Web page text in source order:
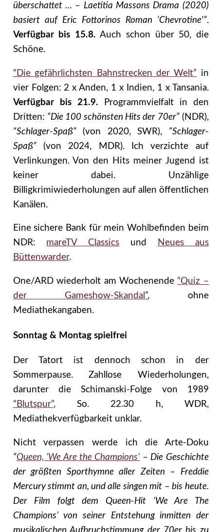
überschattet … – Laetitia Massons Drama (2020)
basiert auf Eric Fottorinos Roman ‘Chevrotine'”.
Verfügbar bis 15.8. Auch schon über 50, die
Schöne.
“Die gefährlichsten Bahnstrecken der Welt” in
vier Folgen: 2 x Anden, 1 x Indien, 1 x Tansania.
Verfügbar bis 21.9. Programmvielfalt in den
Dritten: “Die 100 schönsten Hits der 70er”(NDR),
“Schlager-Spaß”(von 2020, SWR), “Schlager-
Spaß”(von 2024, MDR). Ich verzichte auf
Verlinkungen. Von den Hits meiner Jugend ist
keiner dabei. Unzählige
Billigkrimiwiederholungen auf allen öffentlichen
Kanälen.
Eine sichere Bank für mein Wohlbefinden beim
NDR: mareTV Classics und
Neues aus
Büttenwarder.
One/ARD wiederholt am Wochenende “Quiz –
der Gameshow-Skandal”, ohne
Mediathekangaben.
Sonntag & Montag spielfrei
Der Tatort ist dennoch schon in der
Sommerpause. Zahllose Wiederholungen,
darunter die Schimanski-Folge von 1989
“Blutspur”, So. 22.30 h, WDR,
Mediathekverfügbarkeit unklar.
Nicht verpassen werde ich die Arte-Doku
“Queen, ‘We Are the Champions’ – Die Geschichte
der größten Sporthymne aller Zeiten – Freddie
Mercury stimmt an, und alle singen mit – bis heute.
Der Film folgt dem Queen-Hit ‘We Are The
Champions’ von seiner Entstehung inmitten der